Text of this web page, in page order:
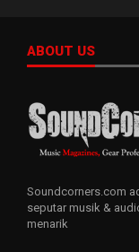
ABOUT US
Soundcorners.com
seputar musik &
menarik